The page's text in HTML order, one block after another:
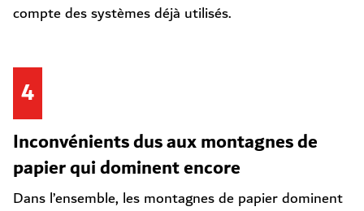
compte des systèmes déjà utilisés.
4
Inconvénients dus aux montagnes de
papier qui dominent encore
Dans l’ensemble, les montagnes de papier dominent